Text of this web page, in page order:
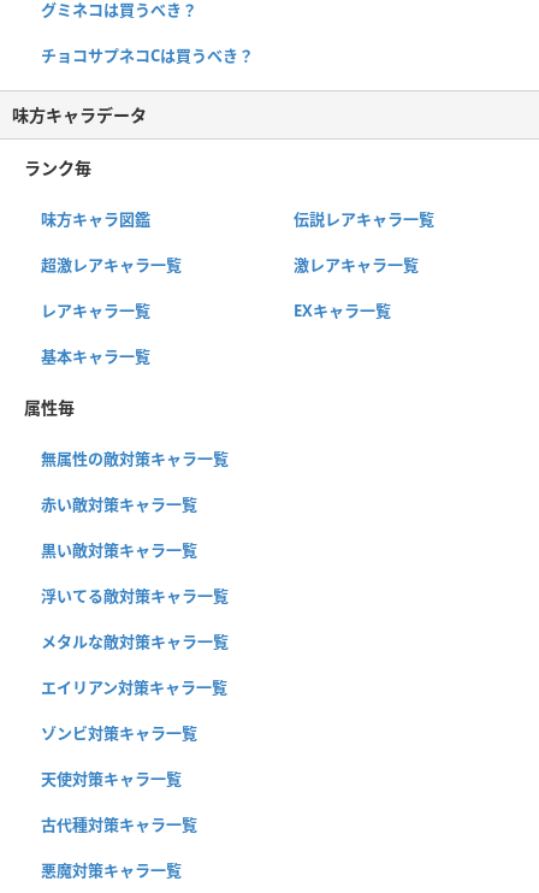
グミネコは買うべき？
チョコサプネコCは買うべき？
味方キャラデータ
ランク毎
味方キャラ図鑑 伝説レアキャラ一覧
超激レアキャラ一覧 激レアキャラ一覧
レアキャラ一覧 EXキャラ一覧
基本キャラ一覧
属性毎
無属性の敵対策キャラ一覧
赤い敵対策キャラ一覧
黒い敵対策キャラ一覧
浮いてる敵対策キャラ一覧
メタルな敵対策キャラ一覧
エイリアン対策キャラ一覧
ゾンビ対策キャラ一覧
天使対策キャラ一覧
古代種対策キャラ一覧
悪魔対策キャラ一覧